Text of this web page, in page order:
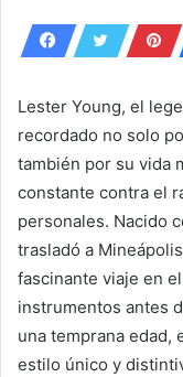
Lester Young, el
recordado no solo
también por su vida
constante contra el
personales. Nacido
trasladó a
fascinante viaje en
instrumentos antes
una temprana edad,
estilo único y